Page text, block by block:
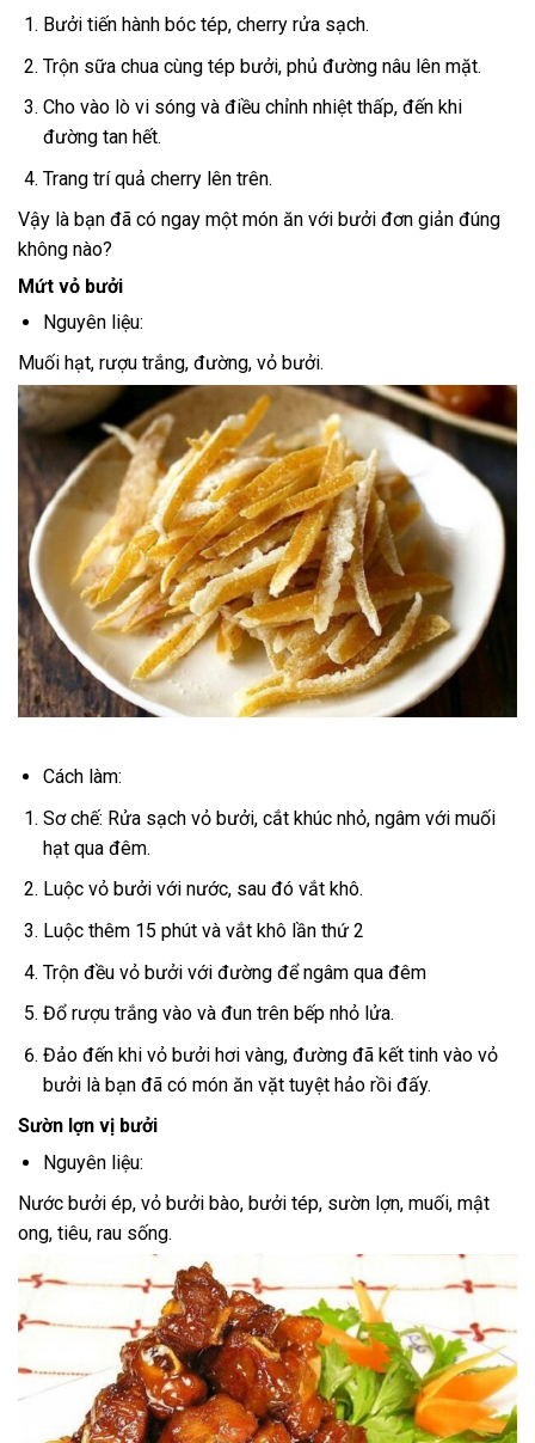
Bưởi tiến hành bóc tép, cherry rửa sạch.
Trộn sữa chua cùng tép bưởi, phủ đường nâu lên mặt.
Cho vào lò vi sóng và điều chỉnh nhiệt thấp, đến khi
đường tan hết.
Trang trí quả cherry lên trên.
Vậy là bạn đã có ngay một món ăn với bưởi đơn giản đúng
không nào?
Mứt vỏ bưởi
Nguyên liệu:
Muối hạt, rượu trắng, đường, vỏ bưởi.
Cách làm:
Sơ chế: Rửa sạch vỏ bưởi, cắt khúc nhỏ, ngâm với muối
hạt qua đêm.
Luộc vỏ bưởi với nước, sau đó vắt khô.
Luộc thêm 15 phút và vắt khô lần thứ 2
Trộn đều vỏ bưởi với đường để ngâm qua đêm
Đổ rượu trắng vào và đun trên bếp nhỏ lửa.
Đảo đến khi vỏ bưởi hơi vàng, đường đã kết tinh vào vỏ
bưởi là bạn đã có món ăn vặt tuyệt hảo rồi đấy.
Sườn lợn vị bưởi
Nguyên liệu:
Nước bưởi ép, vỏ bưởi bào, bưởi tép, sườn lợn, muối, mật
ong, tiêu, rau sống.